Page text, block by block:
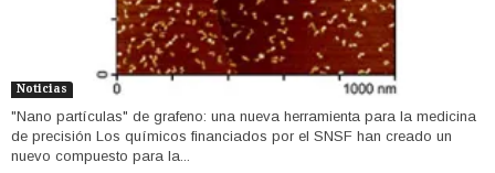
Noticias
"Nano partículas" de grafeno: una nueva herramienta para la medicina
de precisión Los químicos financiados por el SNSF han creado un
nuevo compuesto para la...